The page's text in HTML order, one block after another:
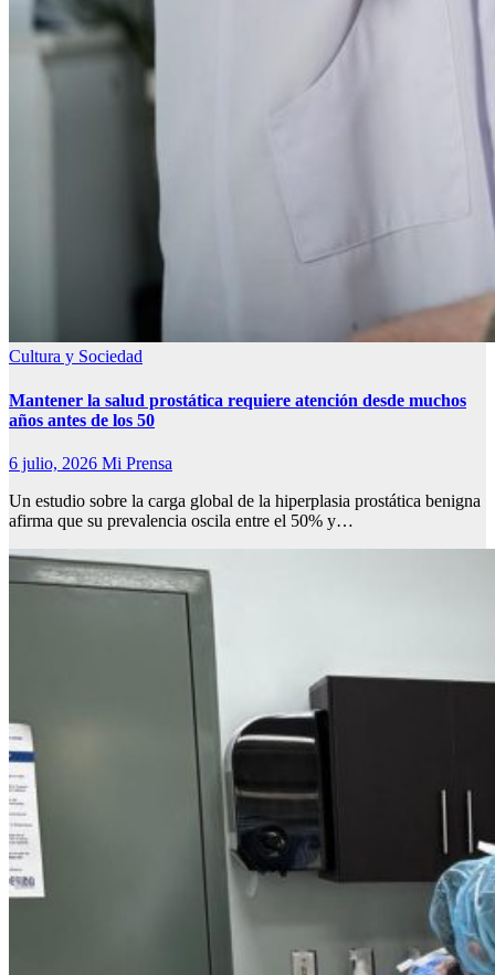
Cultura y Sociedad
Mantener la salud prostática requiere atención desde muchos
años antes de los 50
6 julio, 2026 Mi Prensa
Un estudio sobre la carga global de la hiperplasia prostática benigna
afirma que su prevalencia oscila entre el 50% y…